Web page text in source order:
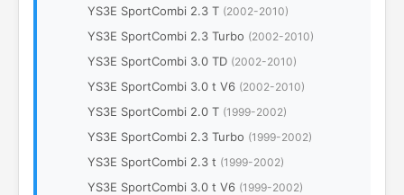
YS3E SportCombi 2.3 T (2002-2010)
YS3E SportCombi 2.3 Turbo (2002-2010)
YS3E SportCombi 3.0 TD (2002-2010)
YS3E SportCombi 3.0 t V6 (2002-2010)
YS3E SportCombi 2.0 T (1999-2002)
YS3E SportCombi 2.3 Turbo (1999-2002)
YS3E SportCombi 2.3 t (1999-2002)
YS3E SportCombi 3.0 t V6 (1999-2002)